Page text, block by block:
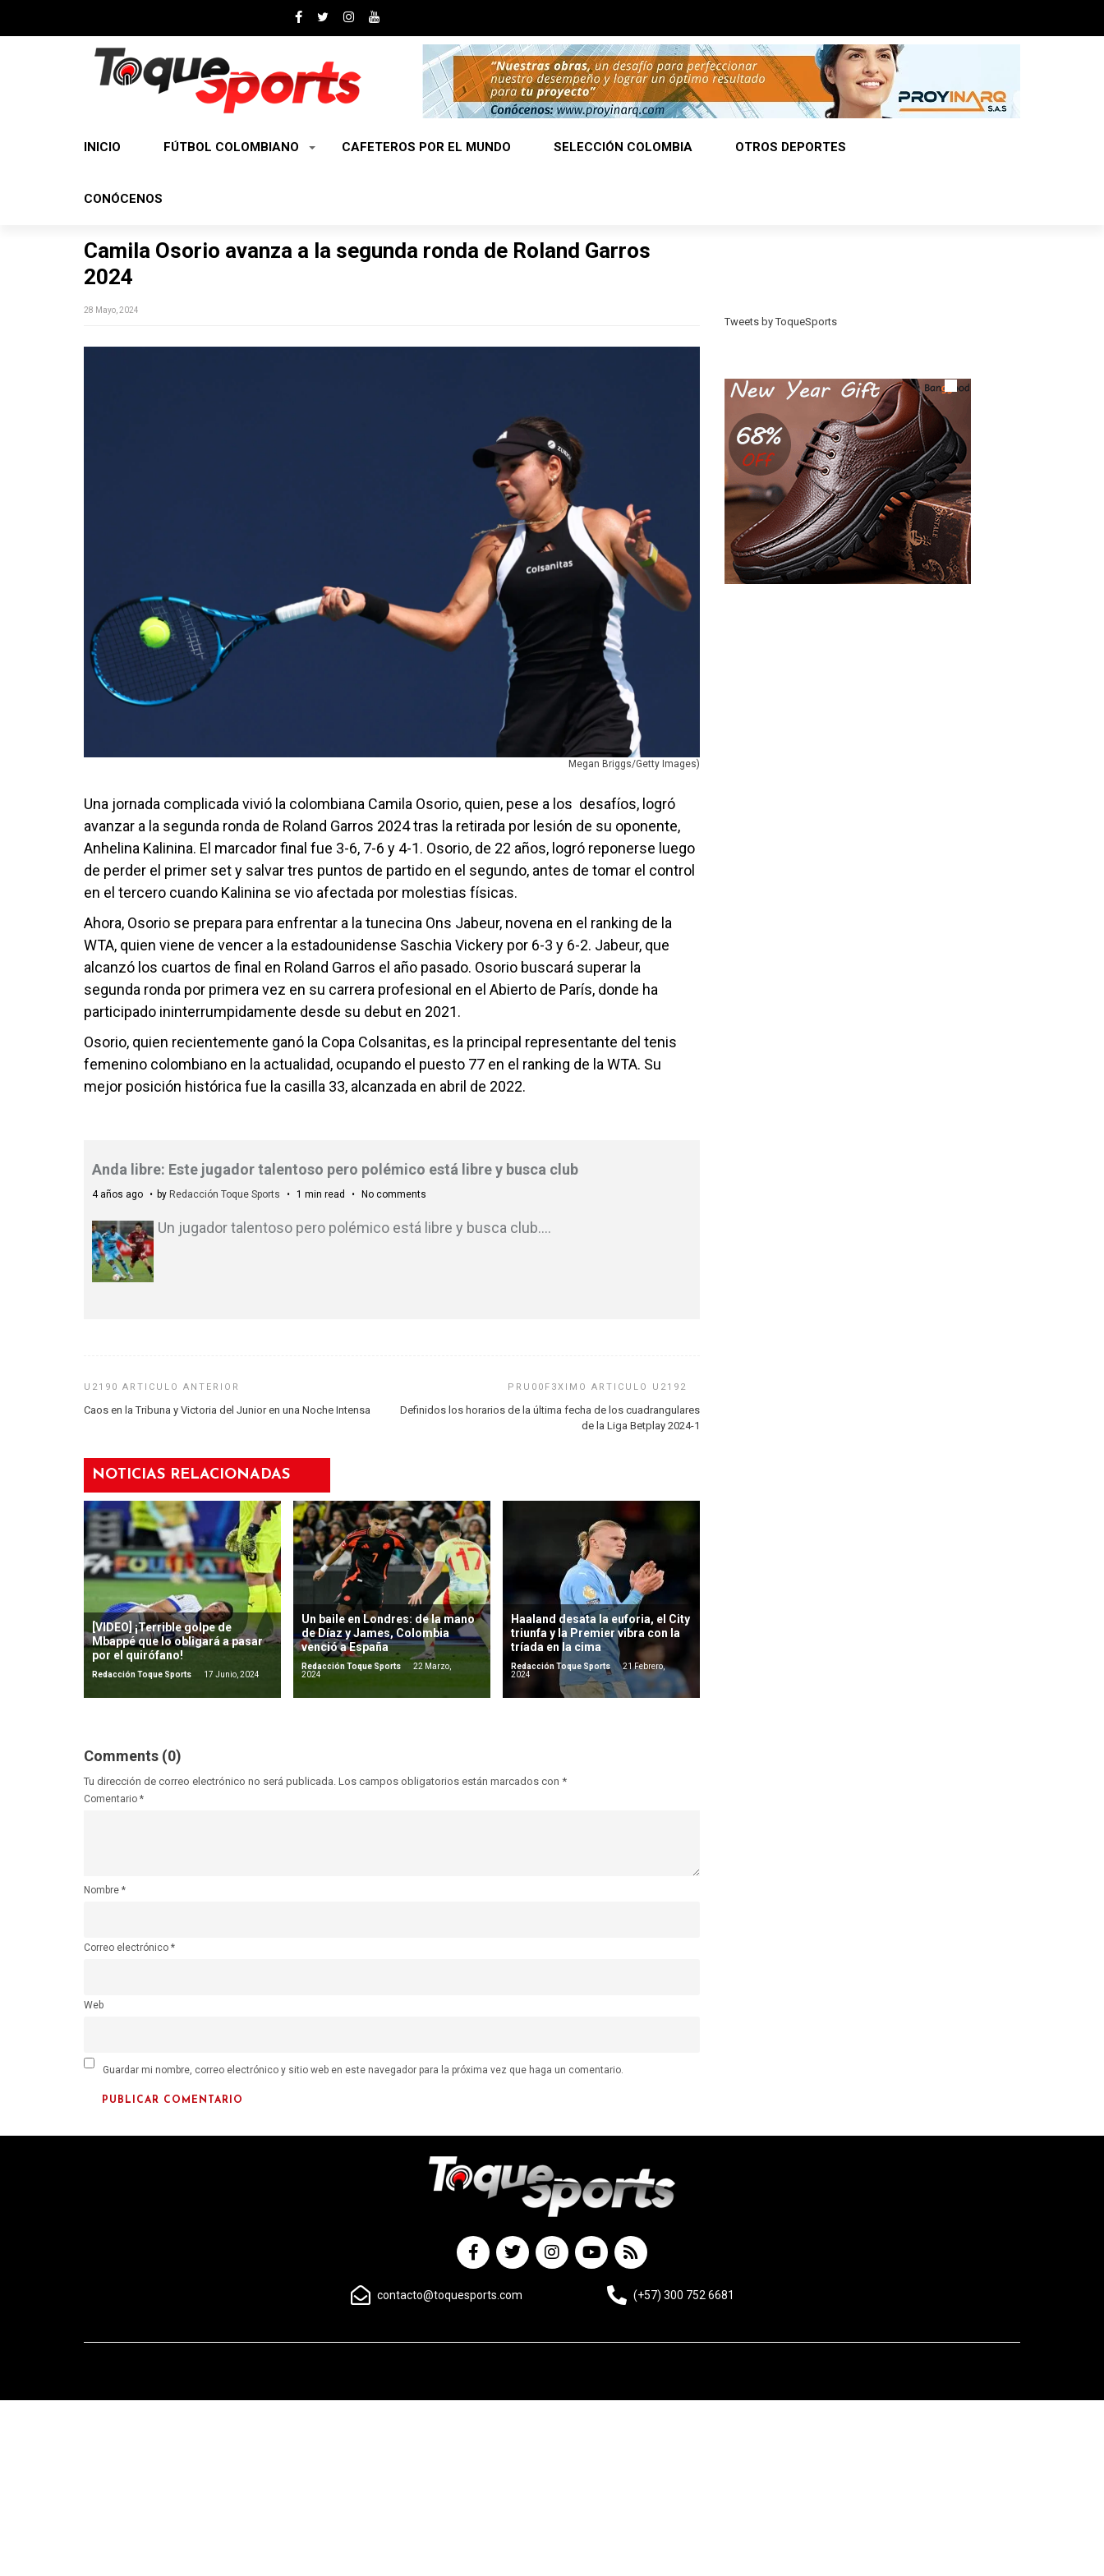
INICIO FÚTBOL COLOMBIANO CAFETEROS POR EL MUNDO SELECCIÓN COLOMBIA OTROS DEPORTES
CONÓCENOS
Camila Osorio avanza a la segunda ronda de Roland Garros
2024
28 Mayo, 2024
Megan Briggs/Getty Images)
Una jornada complicada vivió la colombiana Camila Osorio, quien, pese a los desafíos, logró
avanzar a la segunda ronda de Roland Garros 2024 tras la retirada por lesión de su oponente,
Anhelina Kalinina. El marcador final fue 3-6, 7-6 y 4-1. Osorio, de 22 años, logró reponerse luego
de perder el primer set y salvar tres puntos de partido en el segundo, antes de tomar el control
en el tercero cuando Kalinina se vio afectada por molestias físicas.
Ahora, Osorio se prepara para enfrentar a la tunecina Ons Jabeur, novena en el ranking de la
WTA, quien viene de vencer a la estadounidense Saschia Vickery por 6-3 y 6-2. Jabeur, que
alcanzó los cuartos de final en Roland Garros el año pasado. Osorio buscará superar la
segunda ronda por primera vez en su carrera profesional en el Abierto de París, donde ha
participado ininterrumpidamente desde su debut en 2021.
Osorio, quien recientemente ganó la Copa Colsanitas, es la principal representante del tenis
femenino colombiano en la actualidad, ocupando el puesto 77 en el ranking de la WTA. Su
mejor posición histórica fue la casilla 33, alcanzada en abril de 2022.
Anda libre: Este jugador talentoso pero polémico está libre y busca club
4 años ago by Redacción Toque Sports 1 min read No comments
Un jugador talentoso pero polémico está libre y busca club.…
Caos en la Tribuna y Victoria del Junior en una Noche Intensa
Definidos los horarios de la última fecha de los cuadrangulares
de la Liga Betplay 2024-1
NOTICIAS RELACIONADAS
[VIDEO] ¡Terrible golpe de
Mbappé que lo obligará a pasar
por el quirófano!
Redacción Toque Sports 17 Junio, 2024
Un baile en Londres: de la mano
de Díaz y James, Colombia
venció a España
Redacción Toque Sports
22 Marzo,
2024
Haaland desata la euforia, el City
triunfa y la Premier vibra con la
tríada en la cima
Redacción Toque Sports
21 Febrero,
2024
Comments (0)
Tu dirección de correo electrónico no será publicada. Los campos obligatorios están marcados con *
Comentario *
Nombre *
Correo electrónico *
Web
Guardar mi nombre, correo electrónico y sitio web en este navegador para la próxima vez que haga un comentario.
Tweets by ToqueSports
contacto@toquesports.com (+57) 300 752 6681